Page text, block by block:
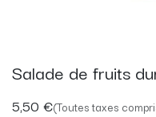
Salade de fruits
5,50 €(Toutes taxes